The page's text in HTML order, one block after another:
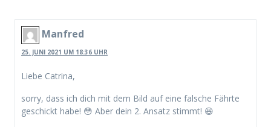
Manfred
25. JUNI 2021 UM 18:36 UHR
Liebe Catrina,
sorry, dass ich dich mit dem Bild auf eine falsche Fährte
geschickt habe! 😳 Aber dein 2. Ansatz stimmt! 😆